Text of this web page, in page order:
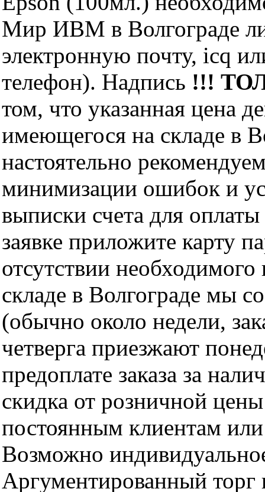
Мир ИВМ в Волгограде
электронную почту, icq
телефон). Надпись !!!
том, что указанная цена
имеющегося на складе в
настоятельно
минимизации ошибок и
выписки счета для
заявке приложите карту
отсутствии
складе в Волгограде мы
(обычно около недели,
четверга приезжают
предоплате заказа за
скидка от розничной
постоянным клиентам
Возможно
Аргументированный торг